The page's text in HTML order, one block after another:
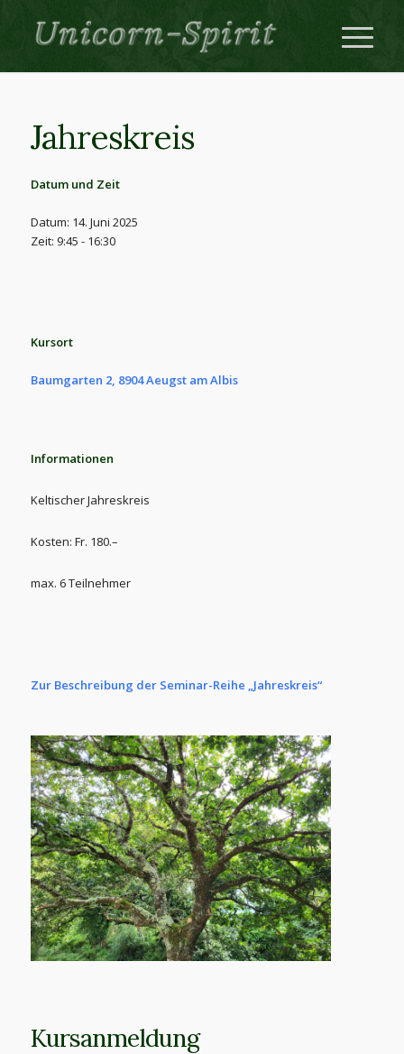
Jahreskreis
Datum und Zeit
Datum: 14. Juni 2025
Zeit: 9:45 - 16:30
Kursort
Baumgarten 2, 8904 Aeugst am Albis
Informationen
Keltischer Jahreskreis
Kosten: Fr. 180.–
max. 6 Teilnehmer
Zur Beschreibung der Seminar-Reihe „Jahreskreis“
Kursanmeldung